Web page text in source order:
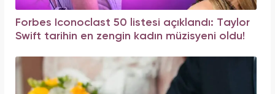
Forbes Iconoclast 50 listesi açıklandı: Taylor
Swift tarihin en zengin kadın müzisyeni oldu!